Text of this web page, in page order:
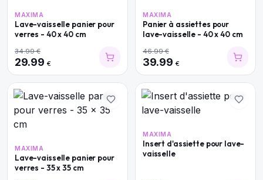
MAXIMA
Lave-vaisselle panier pour
verres - 40 x 40 cm
34.99€
29.99 €
MAXIMA
Panier à assiettes pour
lave-vaisselle - 40 x 40 cm
46.99€
39.99 €
MAXIMA
Lave-vaisselle panier pour
verres - 35 x 35 cm
MAXIMA
Insert d'assiette pour lave-
vaisselle